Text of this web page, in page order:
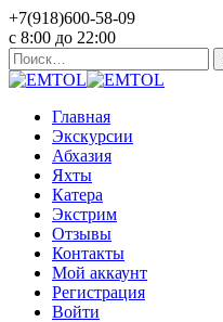
+7(918)600-58-09
c 8:00 до 22:00
Найти:
Главная
Экскурсии
Абхазия
Яхты
Катера
Экстрим
Отзывы
Контакты
Мой аккаунт
Регистрация
Войти